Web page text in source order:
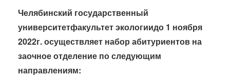
Челябинский государственный
университетфакультетэкологиидо 1 ноября
2022г.осуществляет набор абитуриентов на
заочное отделение по следующим
направлениям: